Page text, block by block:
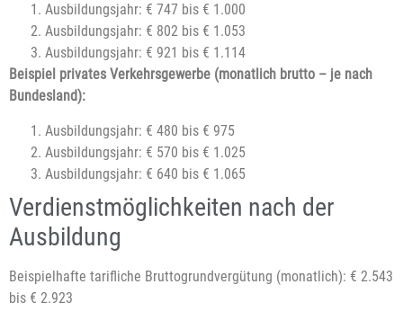
Ausbildungsjahr: € 747 bis € 1.000
Ausbildungsjahr: € 802 bis € 1.053
Ausbildungsjahr: € 921 bis € 1.114
Beispiel privates Verkehrsgewerbe (monatlich brutto – je nach
Bundesland):
Ausbildungsjahr: € 480 bis € 975
Ausbildungsjahr: € 570 bis € 1.025
Ausbildungsjahr: € 640 bis € 1.065
Verdienstmöglichkeiten nach der
Ausbildung
Beispielhafte tarifliche Bruttogrundvergütung (monatlich): € 2.543
bis € 2.923